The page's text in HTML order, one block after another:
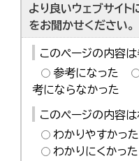
より良いウェブサイト
をお聞かせください。
このページの内容
参考になった
考にならなかった
このページの内容
わかりやすかった
わかりにくかった